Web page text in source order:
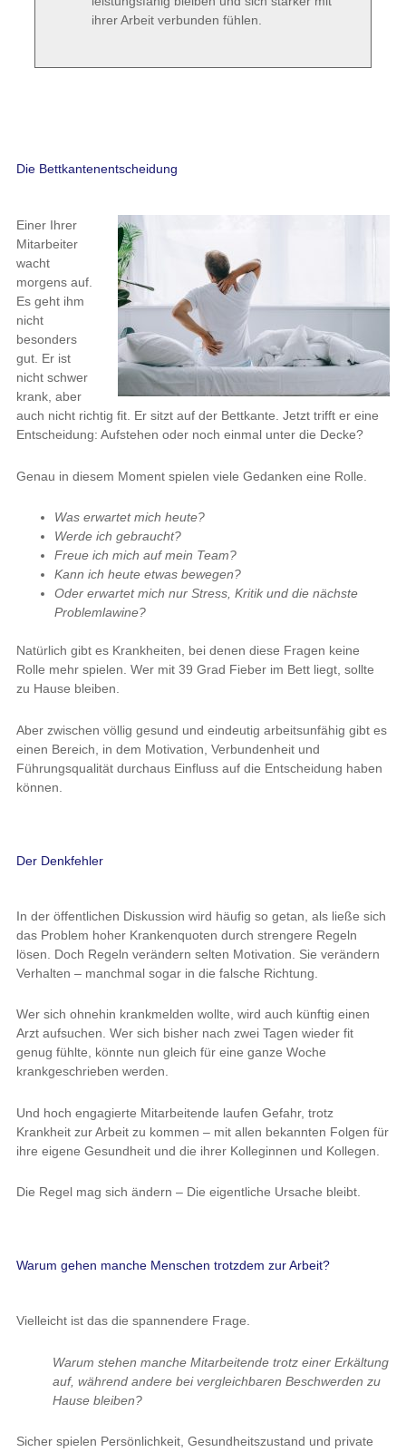
ihrer Arbeit verbunden fühlen.
Die Bettkantenentscheidung
Einer Ihrer
Mitarbeiter
wacht
morgens auf.
Es geht ihm
nicht
besonders
gut. Er ist
nicht schwer
krank, aber
auch nicht richtig fit. Er sitzt auf der Bettkante. Jetzt trifft er eine
Entscheidung: Aufstehen oder noch einmal unter die Decke?
Genau in diesem Moment spielen viele Gedanken eine Rolle.
Was erwartet mich heute?
Werde ich gebraucht?
Freue ich mich auf mein Team?
Kann ich heute etwas bewegen?
Oder erwartet mich nur Stress, Kritik und die nächste
Problemlawine?
Natürlich gibt es Krankheiten, bei denen diese Fragen keine
Rolle mehr spielen. Wer mit 39 Grad Fieber im Bett liegt, sollte
zu Hause bleiben.
Aber zwischen völlig gesund und eindeutig arbeitsunfähig gibt es
einen Bereich, in dem Motivation, Verbundenheit und
Führungsqualität durchaus Einfluss auf die Entscheidung haben
können.
Der Denkfehler
In der öffentlichen Diskussion wird häufig so getan, als ließe sich
das Problem hoher Krankenquoten durch strengere Regeln
lösen. Doch Regeln verändern selten Motivation. Sie verändern
Verhalten – manchmal sogar in die falsche Richtung.
Wer sich ohnehin krankmelden wollte, wird auch künftig einen
Arzt aufsuchen. Wer sich bisher nach zwei Tagen wieder fit
genug fühlte, könnte nun gleich für eine ganze Woche
krankgeschrieben werden.
Und hoch engagierte Mitarbeitende laufen Gefahr, trotz
Krankheit zur Arbeit zu kommen – mit allen bekannten Folgen für
ihre eigene Gesundheit und die ihrer Kolleginnen und Kollegen.
Die Regel mag sich ändern – Die eigentliche Ursache bleibt.
Warum gehen manche Menschen trotzdem zur Arbeit?
Vielleicht ist das die spannendere Frage.
Warum stehen manche Mitarbeitende trotz einer Erkältung
auf, während andere bei vergleichbaren Beschwerden zu
Hause bleiben?
Sicher spielen Persönlichkeit, Gesundheitszustand und private